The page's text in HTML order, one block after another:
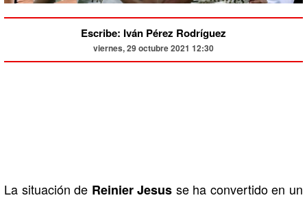
Escribe: Iván Pérez Rodríguez
viernes, 29 octubre 2021 12:30
La situación de Reinier Jesus se ha convertido en un